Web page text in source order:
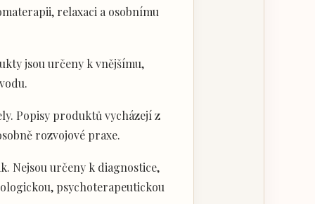
relaxaci a osobnímu
jsou určeny k vnějšímu,
Popisy produktů vycházejí z
rozvojové praxe.
Nejsou určeny k diagnostice,
psychoterapeutickou